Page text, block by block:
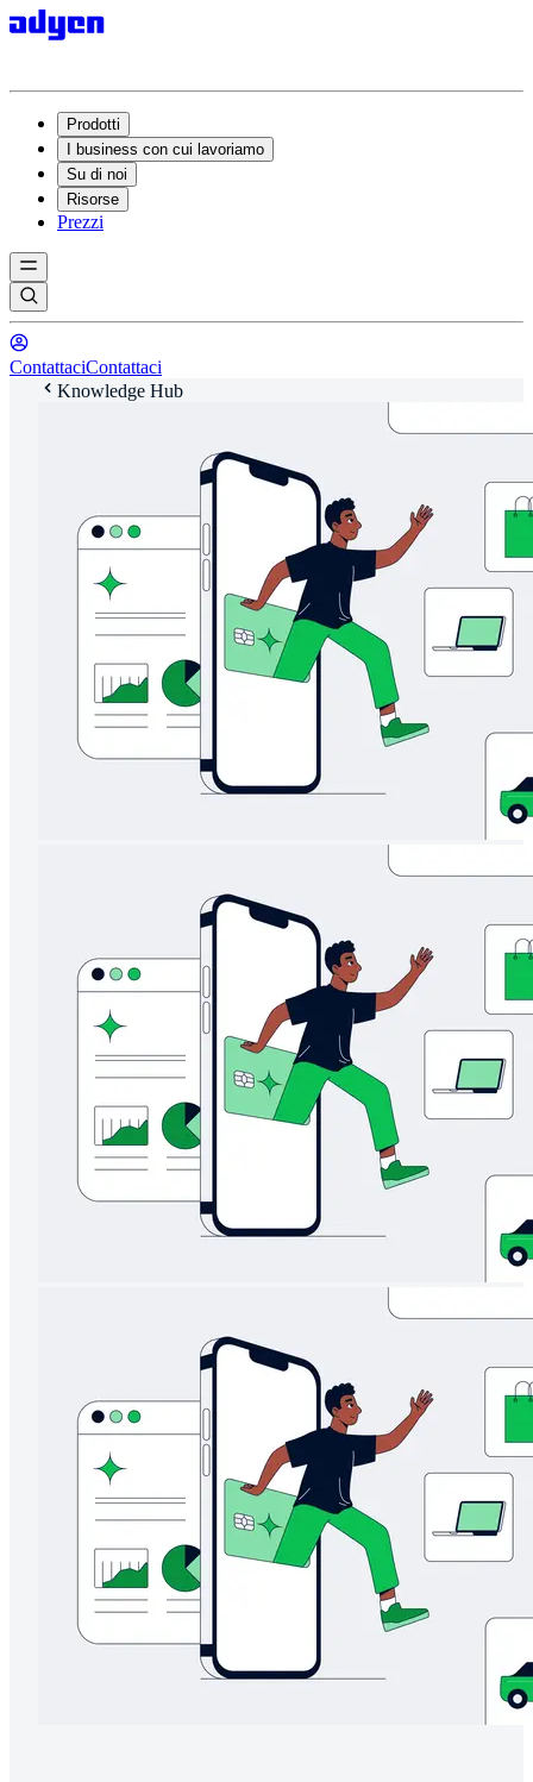
Prodotti
I business con cui lavoriamo
Su di noi
Risorse
Prezzi
ContattaciContattaci
Knowledge Hub